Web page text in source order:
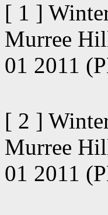
[ 1 ]
Murree
01 2011
[ 2 ]
Murree
01 2011